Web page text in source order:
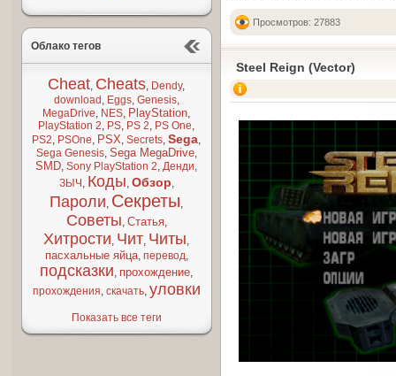
Облако тегов
Cheat, Cheats, Dendy,
download , Eggs, Genesis,
MegaDrive, NES, PlayStation,
PlayStation 2, PS, PS 2, PS One,
PS2, PSOne, PSX,Secrets,Sega,
Sega Genesis, Sega MegaDrive,
SMD,Sony PlayStation 2,Денди,
ЗЫЧ , Коды, Обзор,
Пароли, Секреты,
Советы, Статья,
Хитрости, Чит, Читы,
пасхальные яйца, перевод,
подсказки, прохождение,
прохождения, скачать, уловки
Показать все теги
Просмотров: 27883
Steel Reign (Vector)